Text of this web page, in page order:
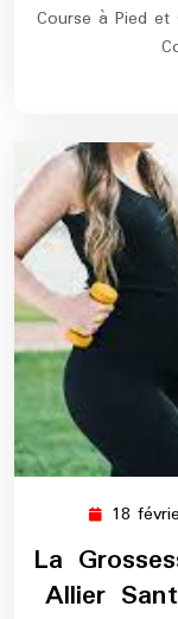
Course à Pied et
18
La
Allier